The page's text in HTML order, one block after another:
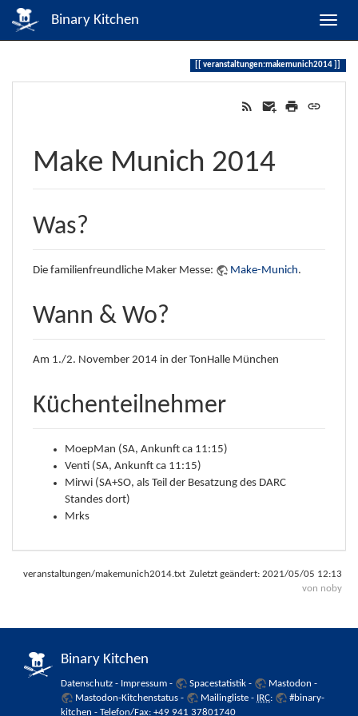
Binary Kitchen
veranstaltungen:makemunich2014
Make Munich 2014
Was?
Die familienfreundliche Maker Messe: Make-Munich.
Wann & Wo?
Am 1./2. November 2014 in der TonHalle München
Küchenteilnehmer
MoepMan (SA, Ankunft ca 11:15)
Venti (SA, Ankunft ca 11:15)
Mirwi (SA+SO, als Teil der Besatzung des DARC
Standes dort)
Mrks
veranstaltungen/makemunich2014.txt Zuletzt geändert: 2021/05/05 12:13
von noby
Binary Kitchen
Datenschutz - Impressum - Spacestatistik - Mastodon -
Mastodon-Kitchenstatus - Mailingliste - IRC:
#binary-
kitchen - Telefon/Fax: +49 941 37801740